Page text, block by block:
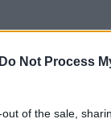
Do Not Process
of the sale,